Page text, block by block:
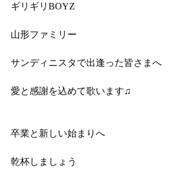
ギリギリBOYZ
山形ファミリー
サンディニスタで出逢った皆さまへ
愛と感謝を込めて歌います♫
卒業と新しい始まりへ
乾杯しましょう